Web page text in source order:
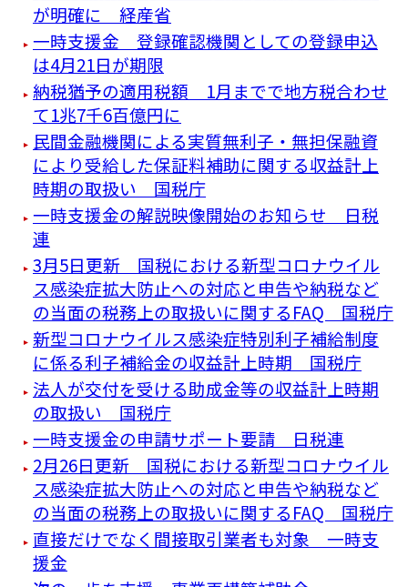
が明確に 経産省
一時支援金 登録確認機関としての登録申込
は4月21日が期限
納税猶予の適用税額 1月までで地方税合わせ
て1兆7千6百億円に
民間金融機関による実質無利子・無担保融資
により受給した保証料補助に関する収益計上
時期の取扱い 国税庁
一時支援金の解説映像開始のお知らせ 日税
連
3月5日更新 国税における新型コロナウイル
ス感染症拡大防止への対応と申告や納税など
の当面の税務上の取扱いに関するFAQ 国税庁
新型コロナウイルス感染症特別利子補給制度
に係る利子補給金の収益計上時期 国税庁
法人が交付を受ける助成金等の収益計上時期
の取扱い 国税庁
一時支援金の申請サポート要請 日税連
2月26日更新 国税における新型コロナウイル
ス感染症拡大防止への対応と申告や納税など
の当面の税務上の取扱いに関するFAQ 国税庁
直接だけでなく間接取引業者も対象 一時支
援金